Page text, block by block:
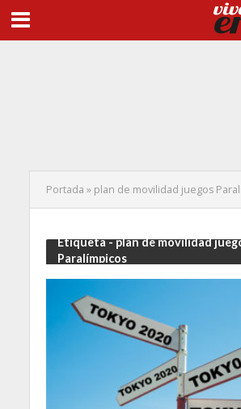
Portada » plan de movilidad juegos
Etiqueta - plan de movilidad
Paralímpicos